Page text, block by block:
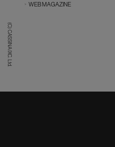
(C) CASSINA IXC. Ltd.
WEB MAGAZINE